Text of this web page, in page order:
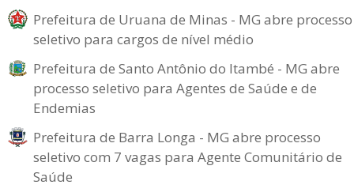
Prefeitura de Uruana de Minas - MG abre processo
seletivo para cargos de nível médio
Prefeitura de Santo Antônio do Itambé - MG abre
processo seletivo para Agentes de Saúde e de
Endemias
Prefeitura de Barra Longa - MG abre processo
seletivo com 7 vagas para Agente Comunitário de
Saúde